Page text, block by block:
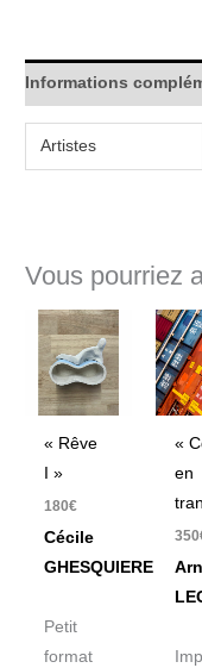
Informations
Artistes
Vous pourriez
« Rêve
I »
180€
Cécile
GHESQUIERE
Petit
format
«
en
350